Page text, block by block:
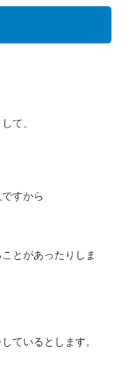
て、
すから
とがあったりしま
ているとします。